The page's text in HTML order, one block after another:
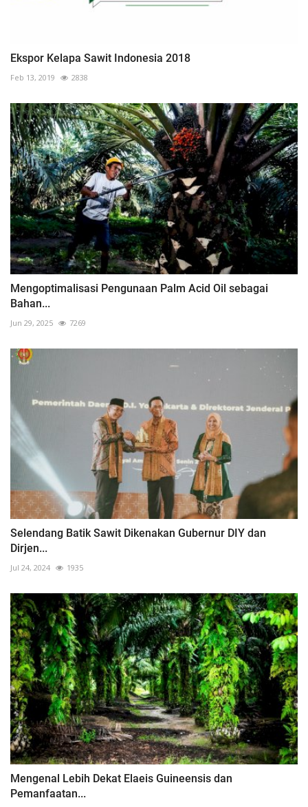
Ekspor Kelapa Sawit Indonesia 2018
Feb 13, 2019 2838
Mengoptimalisasi Pengunaan Palm Acid Oil sebagai
Bahan...
Jun 29, 2025 7269
Selendang Batik Sawit Dikenakan Gubernur DIY dan
Dirjen...
Jul 24, 2024 1935
Mengenal Lebih Dekat Elaeis Guineensis dan
Pemanfaatan...